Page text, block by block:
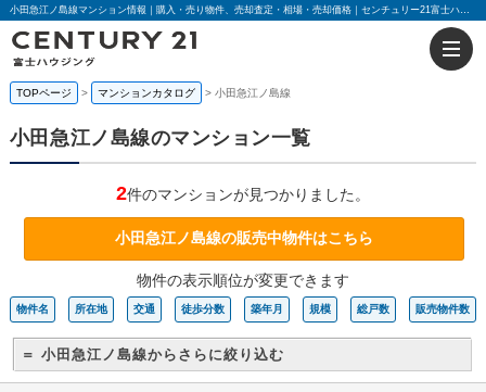
小田急江ノ島線マンション情報｜購入・売り物件、売却査定・相場・売却価格｜センチュリー21富士ハウジング
TOPページ マンションカタログ 小田急江ノ島線
小田急江ノ島線のマンション一覧
2件のマンションが見つかりました。
小田急江ノ島線の販売中物件はこちら
物件の表示順位が変更できます
物件名 所在地 交通 徒歩分数 築年月 規模 総戸数 販売物件数
＝ 小田急江ノ島線からさらに絞り込む